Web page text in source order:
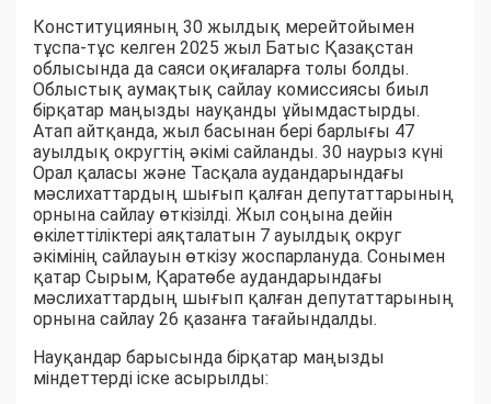
Конституцияның 30 жылдық мерейтойымен
тұспа-тұс келген 2025 жыл Батыс Қазақстан
облысында да саяси оқиғаларға толы болды.
Облыстық аумақтық сайлау комиссиясы биыл
бірқатар маңызды науқанды ұйымдастырды.
Атап айтқанда, жыл басынан бері барлығы 47
ауылдық округтің әкімі сайланды. 30 наурыз күні
Орал қаласы және Тасқала аудандарындағы
мәслихаттардың шығып қалған депутаттарының
орнына сайлау өткізілді. Жыл соңына дейін
өкілеттіліктері аяқталатын 7 ауылдық округ
әкімінің сайлауын өткізу жоспарлануда. Сонымен
қатар Сырым, Қаратөбе аудандарындағы
мәслихаттардың шығып қалған депутаттарының
орнына сайлау 26 қазанға тағайындалды.
Науқандар барысында бірқатар маңызды
міндеттерді іске асырылды: